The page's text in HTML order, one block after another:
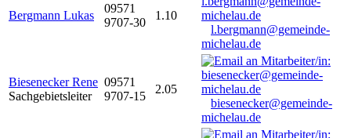
Bergmann Lukas
09571
9707-30
1.10
l.bergmann@gemeinde-
michelau.de
Biesenecker Rene
Sachgebietsleiter
09571
9707-15
2.05
biesenecker@gemeinde-
michelau.de